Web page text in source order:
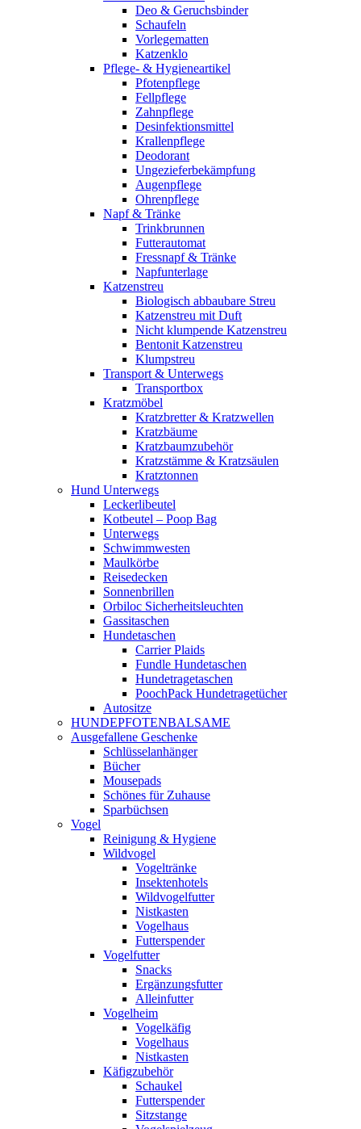
Deo & Geruchsbinder
Schaufeln
Vorlegematten
Katzenklo
Pflege- & Hygieneartikel
Pfotenpflege
Fellpflege
Zahnpflege
Desinfektionsmittel
Krallenpflege
Deodorant
Ungezieferbekämpfung
Augenpflege
Ohrenpflege
Napf & Tränke
Trinkbrunnen
Futterautomat
Fressnapf & Tränke
Napfunterlage
Katzenstreu
Biologisch abbaubare Streu
Katzenstreu mit Duft
Nicht klumpende Katzenstreu
Bentonit Katzenstreu
Klumpstreu
Transport & Unterwegs
Transportbox
Kratzmöbel
Kratzbretter & Kratzwellen
Kratzbäume
Kratzbaumzubehör
Kratzstämme & Kratzsäulen
Kratztonnen
Hund Unterwegs
Leckerlibeutel
Kotbeutel – Poop Bag
Unterwegs
Schwimmwesten
Maulkörbe
Reisedecken
Sonnenbrillen
Orbiloc Sicherheitsleuchten
Gassitaschen
Hundetaschen
Carrier Plaids
Fundle Hundetaschen
Hundetragetaschen
PoochPack Hundetragetücher
Autositze
HUNDEPFOTENBALSAME
Ausgefallene Geschenke
Schlüsselanhänger
Bücher
Mousepads
Schönes für Zuhause
Sparbüchsen
Vogel
Reinigung & Hygiene
Wildvogel
Vogeltränke
Insektenhotels
Wildvogelfutter
Nistkasten
Vogelhaus
Futterspender
Vogelfutter
Snacks
Ergänzungsfutter
Alleinfutter
Vogelheim
Vogelkäfig
Vogelhaus
Nistkasten
Käfigzubehör
Schaukel
Futterspender
Sitzstange